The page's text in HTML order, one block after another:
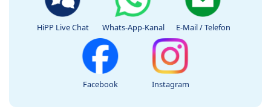
HiPP Live Chat Whats-App-Kanal E-Mail / Telefon
Facebook Instagram